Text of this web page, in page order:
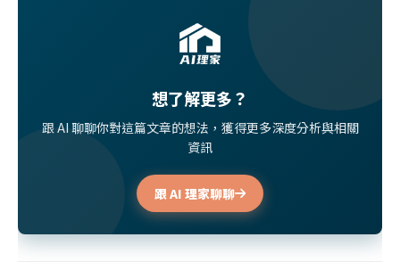
想了解更多？
跟 AI 聊聊你對這篇文章的想法，獲得更多深度分析與相關
資訊
跟 AI 理家聊聊